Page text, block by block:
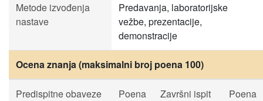
Metode izvođenja
nastave
Predavanja, laboratorijske
vežbe, prezentacije,
demonstracije
Ocena znanja (maksimalni broj poena 100)
Predispitne obaveze Poena Završni ispit Poena